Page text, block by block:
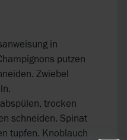
in
putzen
Zwiebel
trocken
schneiden. Spinat
tupfen. Knoblauch